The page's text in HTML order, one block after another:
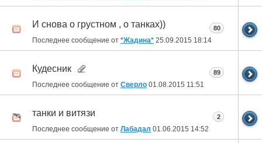
И снова о грустном , о танках))
Последнее сообщение от *Жадина* 25.09.2015 18:14
80
Кудесник
Последнее сообщение от Сверло 01.08.2015 11:51
89
танки и витязи
Последнее сообщение от Лабадал 01.06.2015 14:52
2